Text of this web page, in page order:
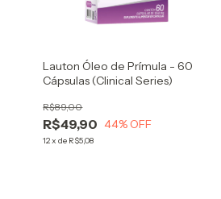
Lauton Óleo de Prímula - 60
Cápsulas (Clinical Series)
R$49,90
R$89,00
44% OFF
12xde R$5,08